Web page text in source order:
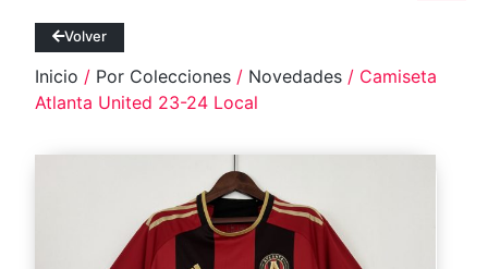
Volver
Inicio / Por Colecciones / Novedades / Camiseta
Atlanta United 23-24 Local